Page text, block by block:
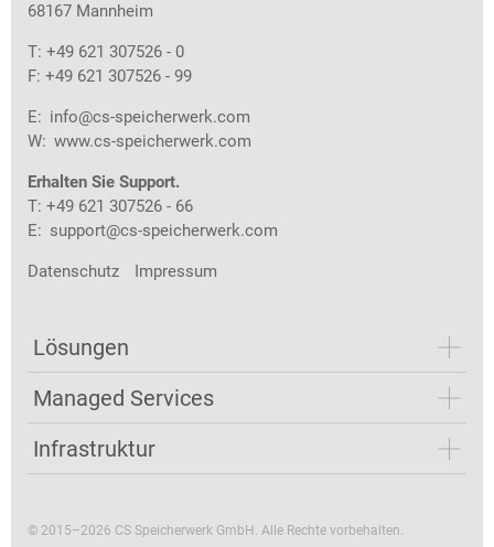
68167 Mannheim
T: +49 621 307526 - 0
F: +49 621 307526 - 99
E: info@cs-speicherwerk.com
W: www.cs-speicherwerk.com
Erhalten Sie Support.
T: +49 621 307526 - 66
E: support@cs-speicherwerk.com
Datenschutz Impressum
Lösungen
Managed Services
Infrastruktur
© 2015–2026 CS Speicherwerk GmbH. Alle Rechte vorbehalten.